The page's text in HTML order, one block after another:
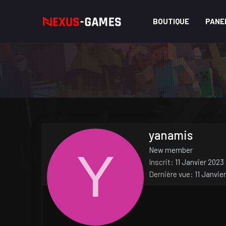
BOUTIQUE
Y
yanamis
New member
Inscrit
11 Janvier 2023
Dernière vue
11